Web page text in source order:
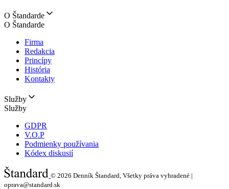
O Štandarde
O Štandarde
Firma
Redakcia
Princípy
História
Kontakty
Služby
Služby
GDPR
V.O.P
Podmienky používania
Kódex diskusií
© 2026 Denník Štandard, Všetky práva vyhradené |
oprava@standard.sk